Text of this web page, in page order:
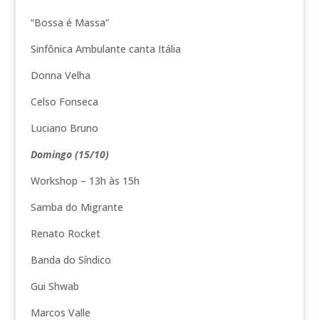
“Bossa é Massa”
Sinfônica Ambulante canta Itália
Donna Velha
Celso Fonseca
Luciano Bruno
Domingo (15/10)
Workshop – 13h às 15h
Samba do Migrante
Renato Rocket
Banda do Síndico
Gui Shwab
Marcos Valle